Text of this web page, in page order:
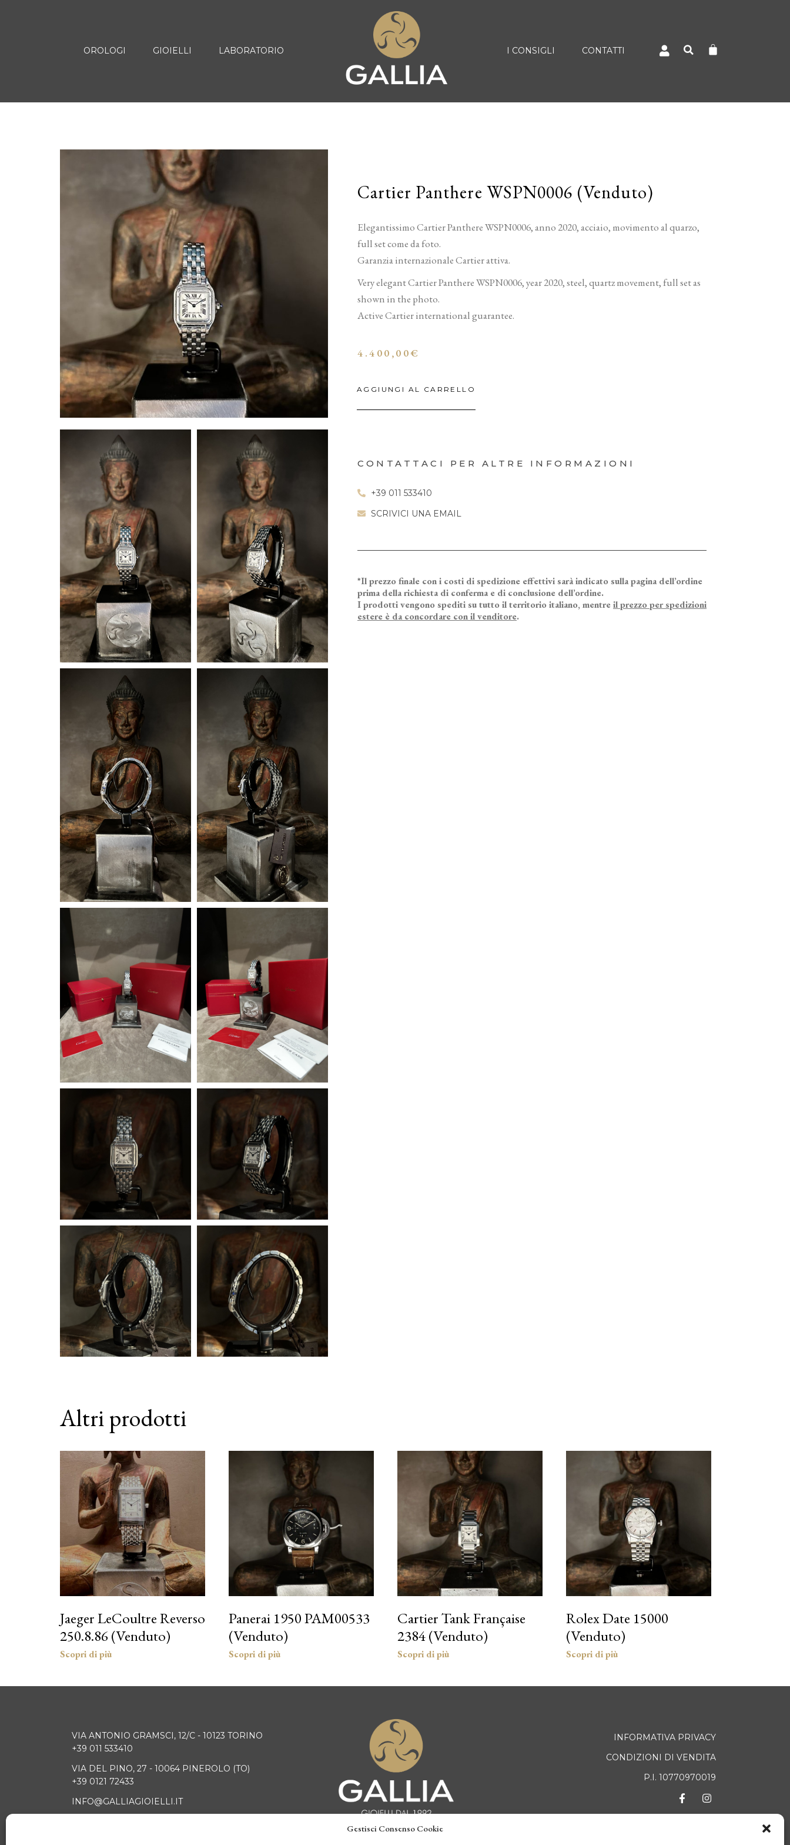
Gestisci Consenso Cookie
OROLOGI GIOIELLI LABORATORIO I CONSIGLI CONTATTI
Cartier Panthere WSPN0006 (Venduto)
Elegantissimo Cartier Panthere WSPN0006, anno 2020, acciaio, movimento al quarzo,
full set come da foto.
Garanzia internazionale Cartier attiva.
Very elegant Cartier Panthere WSPN0006, year 2020, steel, quartz movement, full set as
shown in the photo.
Active Cartier international guarantee.
4.400,00€
AGGIUNGI AL CARRELLO
CONTATTACI PER ALTRE INFORMAZIONI
+39 011 533410
SCRIVICI UNA EMAIL
*Il prezzo finale con i costi di spedizione effettivi sarà indicato sulla pagina dell’ordine
prima della richiesta di conferma e di conclusione dell’ordine.
I prodotti vengono spediti su tutto il territorio italiano, mentre il prezzo per spedizioni
estere è da concordare con il venditore.
Altri prodotti
Jaeger LeCoultre Reverso
250.8.86 (Venduto)
Panerai 1950 PAM00533
(Venduto)
Cartier Tank Française
2384 (Venduto)
Rolex Date 15000
(Venduto)
VIA ANTONIO GRAMSCI, 12/C - 10123 TORINO
+39 011 533410
VIA DEL PINO, 27 - 10064 PINEROLO (TO)
+39 0121 72433
INFO@GALLIAGIOIELLI.IT
INFORMATIVA PRIVACY
CONDIZIONI DI VENDITA
P.I. 10770970019